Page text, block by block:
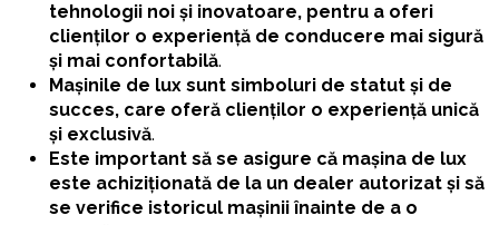
tehnologii noi și inovatoare, pentru a oferi
clienților o experiență de conducere mai sigură
și mai confortabilă.
Mașinile de lux sunt simboluri de statut și de
succes, care oferă clienților o experiență unică
și exclusivă.
Este important să se asigure că mașina de lux
este achiziționată de la un dealer autorizat și să
se verifice istoricul mașinii înainte de a o